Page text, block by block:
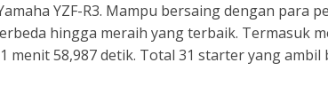
YZF-R3. Mampu bersaing dengan para
hingga meraih yang terbaik. Termasuk
menit 58,987 detik. Total 31 starter yang ambil